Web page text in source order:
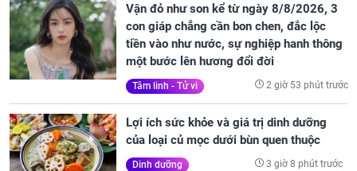
Vận đỏ như son kể từ ngày 8/8/2026, 3
con giáp chẳng cần bon chen, đắc lộc
tiền vào như nước, sự nghiệp hanh thông
một bước lên hương đổi đời
Tâm linh - Tử vi 2 giờ 53 phút trước
Lợi ích sức khỏe và giá trị dinh dưỡng
của loại củ mọc dưới bùn quen thuộc
Dinh dưỡng 3 giờ 8 phút trước